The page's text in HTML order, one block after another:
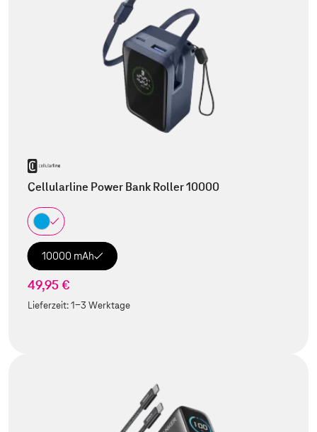
Cellularline Power Bank Roller 10000
10000 mAh
49,95 €
Lieferzeit:1-3 Werktage